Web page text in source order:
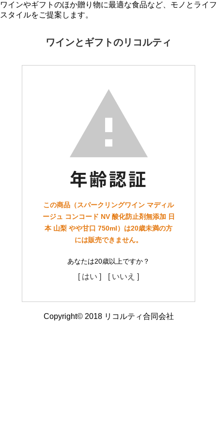
ワインやギフトのほか贈り物に最適な食品など、モノとライフ
スタイルをご提案します。
ワインとギフトのリコルティ
この商品（スパークリングワイン マディル
ージュ コンコード NV 酸化防止剤無添加 日
本 山梨 やや甘口 750ml）は20歳未満の方
には販売できません。
あなたは20歳以上ですか？
[ はい ] [ いいえ ]
Copyright© 2018 リコルティ合同会社